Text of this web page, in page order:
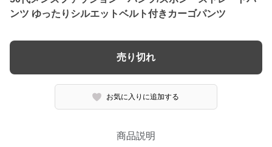
ンツ ゆったりシルエットベルト付きカーゴパンツ
売り切れ
お気に入りに追加する
商品説明